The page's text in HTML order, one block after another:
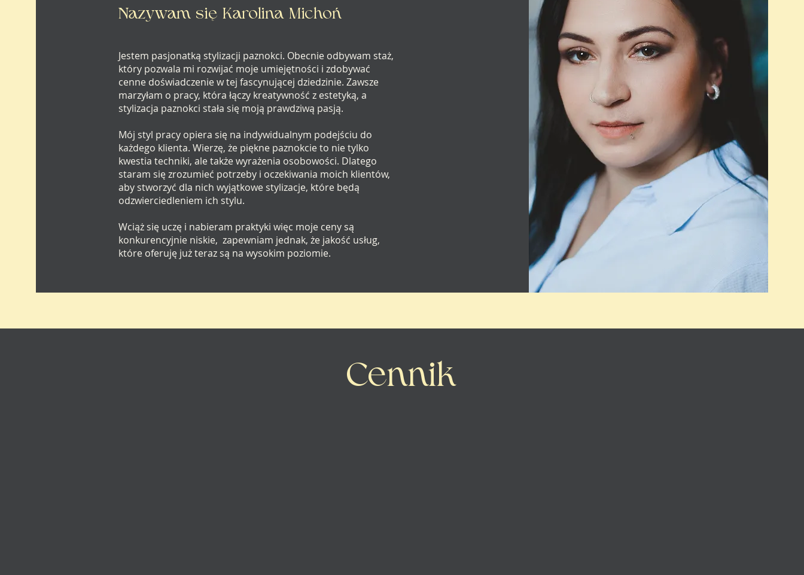
Nazywam się Karolina Michoń
Jestem pasjonatką stylizacji paznokci. Obecnie odbywam staż,
który pozwala mi rozwijać moje umiejętności i zdobywać
cenne doświadczenie w tej fascynującej dziedzinie. Zawsze
marzyłam o pracy, która łączy kreatywność z estetyką, a
stylizacja paznokci stała się moją prawdziwą pasją.
Mój styl pracy opiera się na indywidualnym podejściu do
każdego klienta. Wierzę, że piękne paznokcie to nie tylko
kwestia techniki, ale także wyrażenia osobowości. Dlatego
staram się zrozumieć potrzeby i oczekiwania moich klientów,
aby stworzyć dla nich wyjątkowe stylizacje, które będą
odzwierciedleniem ich stylu.
Wciąż się uczę i nabieram praktyki więc moje ceny są
konkurencyjnie niskie, zapewniam jednak, że jakość usług,
które oferuję już teraz są na wysokim poziomie.
Cennik